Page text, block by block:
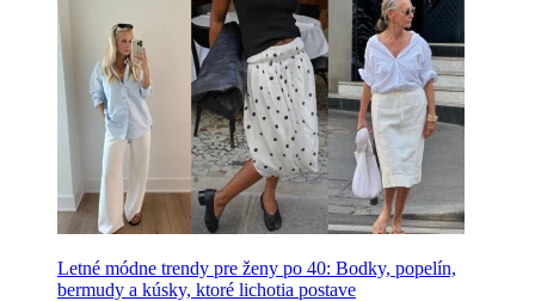
Letné módne trendy pre ženy po 40: Bodky, popelín,
bermudy a kúsky, ktoré lichotia postave